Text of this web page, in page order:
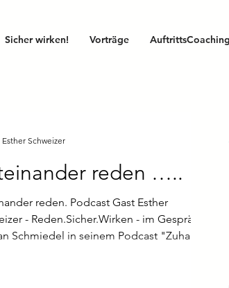
Sicher wirken! Vorträge AuftrittsCoaching
reden …..
reden. Podcast Gast Esther
- Reden.Sicher.Wirken - im Gespräch
Schmiedel in seinem Podcast "Zuhause
Esther Schweizer